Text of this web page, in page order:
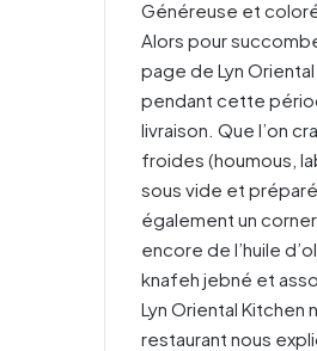
Généreuse et
Alors pour
page de Lyn
pendant cette
livraison. Que l’on
froides (houmous,
sous vide et
également un
encore de l’huile
knafeh jebné et
Lyn Oriental Kitchen
restaurant nous